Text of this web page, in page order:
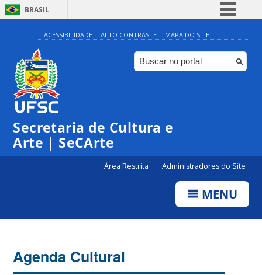
BRASIL
Simplifique!
Comunica BR
Participe
ACESSIBILIDADE ALTO CONTRASTE MAPA DO SITE
Secretaria de Cultura e
Arte | SeCArte
Área Restrita Administradores do Site
MENU
Agenda Cultural
0:00
1:00